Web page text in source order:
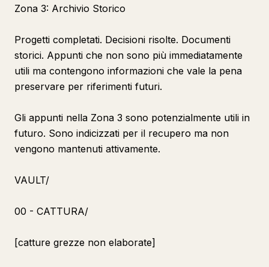
Zona 3: Archivio Storico
Progetti completati. Decisioni risolte. Documenti
storici. Appunti che non sono più immediatamente
utili ma contengono informazioni che vale la pena
preservare per riferimenti futuri.
Gli appunti nella Zona 3 sono potenzialmente utili in
futuro. Sono indicizzati per il recupero ma non
vengono mantenuti attivamente.
VAULT/
00 - CATTURA/
[catture grezze non elaborate]